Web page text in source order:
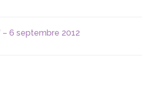
– 6 septembre 2012